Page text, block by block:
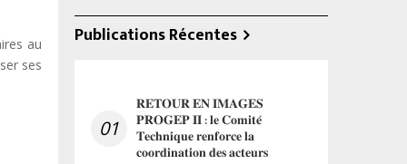
au
ses
Publications Récentes
01
𝐑𝐄𝐓𝐎𝐔𝐑 𝐄𝐍 𝐈𝐌𝐀𝐆𝐄𝐒
𝐏𝐑𝐎𝐆𝐄𝐏 𝐈𝐈 : 𝐥𝐞 𝐂𝐨𝐦𝐢𝐭𝐞́
𝐓𝐞𝐜𝐡𝐧𝐢𝐪𝐮𝐞 𝐫𝐞𝐧𝐟𝐨𝐫𝐜𝐞 𝐥𝐚
𝐜𝐨𝐨𝐫𝐝𝐢𝐧𝐚𝐭𝐢𝐨𝐧 𝐝𝐞𝐬 𝐚𝐜𝐭𝐞𝐮𝐫𝐬